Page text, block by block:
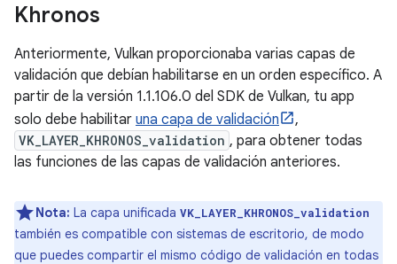
Khronos
Anteriormente, Vulkan proporcionaba varias capas de
validación que debían habilitarse en un orden específico. A
partir de la versión 1.1.106.0 del SDK de Vulkan, tu app
solo debe habilitar una capa de validación ,
VK_LAYER_KHRONOS_validation , para obtener todas
las funciones de las capas de validación anteriores.
Nota: La capa unificada VK_LAYER_KHRONOS_validation
también es compatible con sistemas de escritorio, de modo
que puedes compartir el mismo código de validación en todas